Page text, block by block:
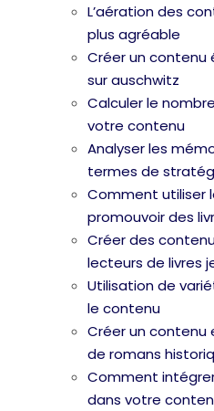
L’aération des
plus agréable
Créer un contenu
sur auschwitz
Calculer le
votre contenu
Analyser les
termes de
Comment utiliser
promouvoir des
Créer des
lecteurs de livres
Utilisation de
le contenu
Créer un contenu
de romans
Comment
dans votre